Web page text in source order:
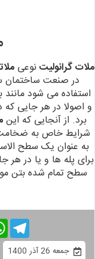
ملات گرانولیتنوعیملات
در صنعت
استفاده می شود
و اصولا در هر جایی که
برد. از آنجایی که این
به عنوان یک سطح
برای پله ها و یا در
سطح تمام شده بتن
جمعه 26 آذر 1400